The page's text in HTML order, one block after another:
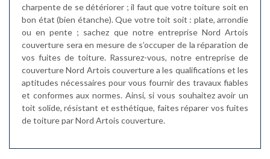
charpente de se détériorer ; il faut que votre toiture soit en
bon état (bien étanche). Que votre toit soit : plate, arrondie
ou en pente ; sachez que notre entreprise Nord Artois
couverture sera en mesure de s’occuper de la réparation de
vos fuites de toiture. Rassurez-vous, notre entreprise de
couverture Nord Artois couverture a les qualifications et les
aptitudes nécessaires pour vous fournir des travaux fiables
et conformes aux normes. Ainsi, si vous souhaitez avoir un
toit solide, résistant et esthétique, faites réparer vos fuites
de toiture par Nord Artois couverture.